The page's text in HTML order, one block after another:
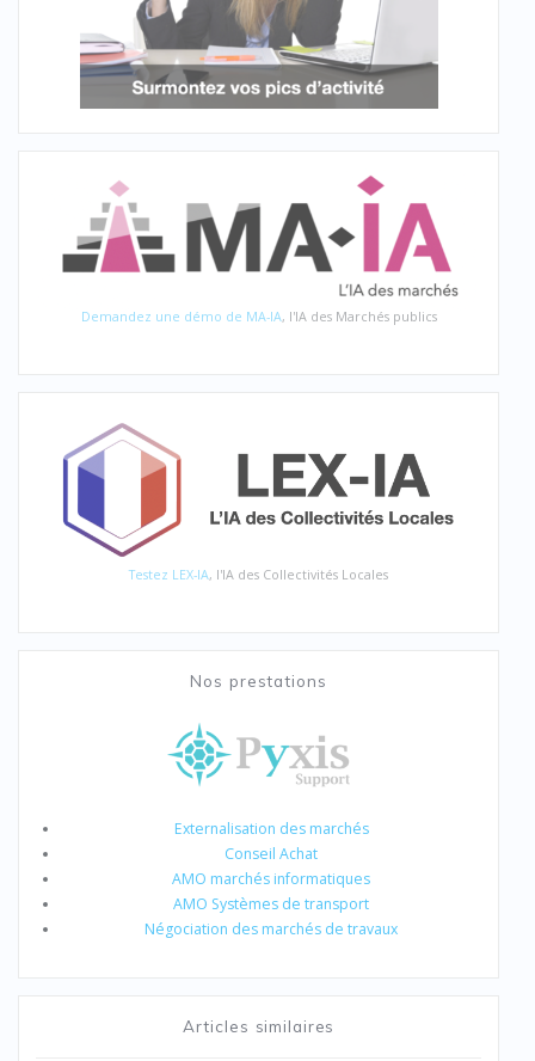
Demandez une démo de MA-IA, l'IA des Marchés publics
Testez LEX-IA, l'IA des Collectivités Locales
Nos prestations
Externalisation des marchés
Conseil Achat
AMO marchés informatiques
AMO Systèmes de transport
Négociation des marchés de travaux
Articles similaires